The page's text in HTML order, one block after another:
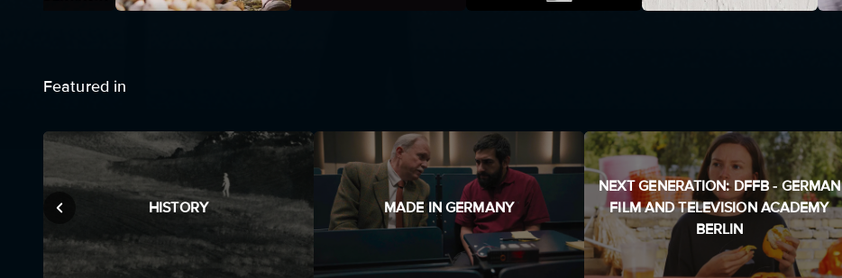
Featured in
HISTORY MADE IN GERMANY
NEXT GENERATION: DFFB - GERMAN
FILM AND TELEVISION ACADEMY
BERLIN